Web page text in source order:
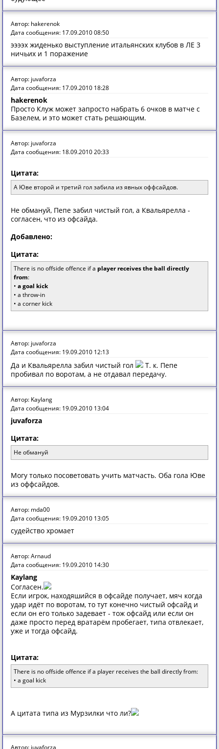
Автор: hakerenok
Дата сообщения: 17.09.2010 08:50
ээээх жиденько выступление итальянских клубов в ЛЕ 3
ничьих и 1 поражение
Автор: juvaforza
Дата сообщения: 17.09.2010 18:28
hakerenok
Просто Клуж может запросто набрать 6 очков в матче с
Базелем, и это может стать решающим.
Автор: juvaforza
Дата сообщения: 18.09.2010 20:33
Цитата:
А Юве второй и третий гол забила из явных оффсайдов.
Не обмануй, Пепе забил чистый гол, а Квальярелла -
согласен, что из офсайда.
Добавлено:
Цитата:
There is no offside offence if a player receives the ball directly
from:
• a goal kick
• a throw-in
• a corner kick
Автор: juvaforza
Дата сообщения: 19.09.2010 12:13
Да и Квальярелла забил чистый гол
Т. к. Пепе
пробивал по воротам, а не отдавал передачу.
Автор: Kaylang
Дата сообщения: 19.09.2010 13:04
juvaforza
Цитата:
Не обмануй
Могу только посоветовать учить матчасть. Оба гола Юве
из оффсайдов.
Автор: mda00
Дата сообщения: 19.09.2010 13:05
судейство хромает
Автор: Arnaud
Дата сообщения: 19.09.2010 14:30
Kaylang
Согласен.
Если игрок, находяшийся в офсайде получает, мяч когда
удар идёт по воротам, то тут конечно чистый офсайд и
если он его только задевает - тож офсайд или если он
даже просто перед вратарём пробегает, типа отвлекает,
уже и тогда офсайд.
Цитата:
There is no offside offence if a player receives the ball directly from:
• a goal kick
А цитата типа из Мурзилки что ли?
Автор: juvaforza